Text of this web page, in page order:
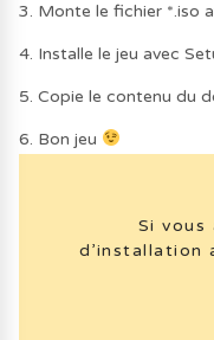
3. Monte le fichier *.iso
4. Installe le jeu avec
5. Copie le contenu du
6. Bon jeu
Si vous
d’installation